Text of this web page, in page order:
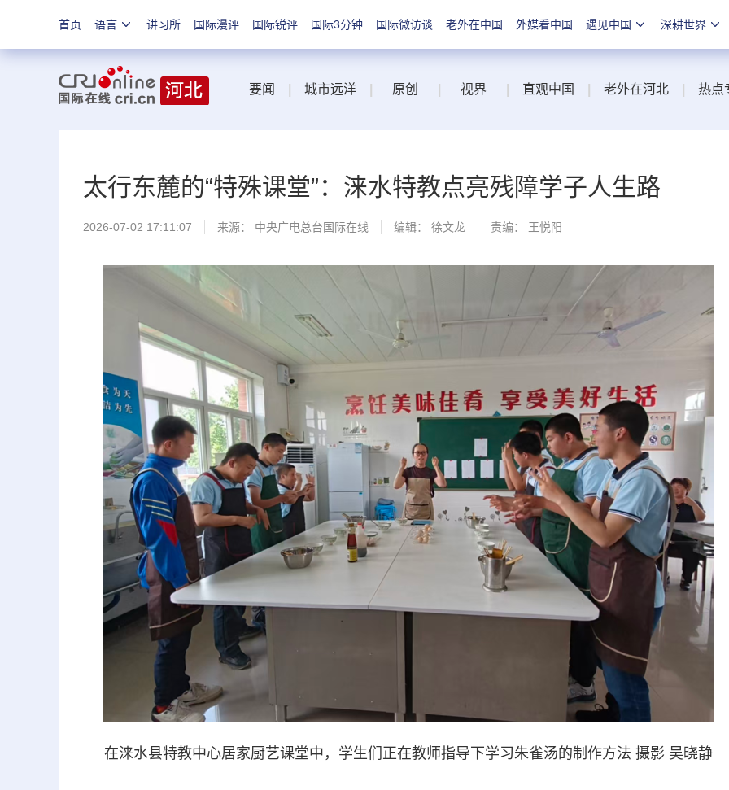
首页 语言 讲习所 国际漫评 国际锐评 国际3分钟 国际微访谈 老外在中国 外媒看中国 遇见中国 深耕世界
要闻 城市远洋 原创 视界 直观中国 老外在河北 热点
太行东麓的“特殊课堂”：涞水特教点亮残障学子人生路
2026-07-02 17:11:07 来源： 中央广电总台国际在线 编辑： 徐文龙 责编： 王悦阳
在涞水县特教中心居家厨艺课堂中，学生们正在教师指导下学习朱雀汤的制作方法 摄影 吴晓静